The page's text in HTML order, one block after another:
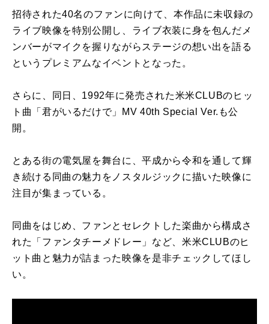
招待された40名のファンに向けて、本作品に未収録の
ライブ映像を特別公開し、ライブ衣装に身を包んだメ
ンバーがマイクを握りながらステージの想い出を語る
というプレミアムなイベントとなった。
さらに、同日、1992年に発売された米米CLUBのヒッ
ト曲「君がいるだけで」MV 40th Special Ver.も公
開。
とある街の電気屋を舞台に、平成から令和を通して輝
き続ける同曲の魅力をノスタルジックに描いた映像に
注目が集まっている。
同曲をはじめ、ファンとセレクトした楽曲から構成さ
れた「ファンタチーメドレー」など、米米CLUBのヒ
ット曲と魅力が詰まった映像を是非チェックしてほし
い。